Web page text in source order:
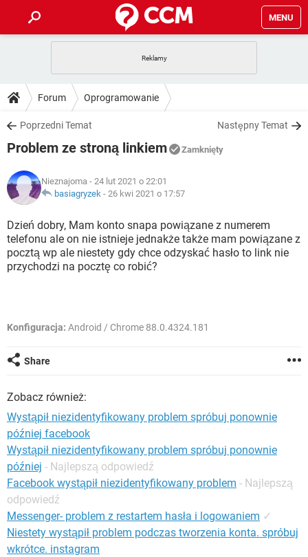
MENU
GRY WHATSAPP
SPOTIFY
INSTAGRAM FACEBOOK
WINDOWS 10
PORADY
PlayStation TIKTOK
INSTAGRAM FACEBOOK
WINDOWS 10
DO POBRANIA
ANDROID TIKTOK
GRY
IOS NETFLIX
INSTAGRAM FACEBOOK
WINDOWS 10
COVID-19 TIKTOK
GRY
SPOTIFY NETFLIX
INSTAGRAM FACEBOOK
ARTYKUŁY
COVID-19 TIKTOK
GRY WHATSAPP
SPOTIFY
Forum Oprogramowanie
Poprzedni Temat Następny Temat
Problem ze stroną linkiem Zamknięty
Nieznajoma - 24 lut 2021 o 22:01
basiagryzek - 26 kwi 2021 o 17:57
Dzień dobry, Mam konto snapa powiązane z numerem
telefonu ale on nie istnieje jednakże także mam powiązane z
pocztą wp ale niestety gdy chce odzyskać hasło to link nie
przychodzi na pocztę co robić?
Konfiguracja: Android / Chrome 88.0.4324.181
Share
Zobacz również:
Wystąpił niezidentyfikowany problem spróbuj ponownie
później facebook
Wystąpił niezidentyfikowany problem spróbuj ponownie
później - Najlepszą odpowiedź
Facebook wystąpił niezidentyfikowany problem - Najlepszą
odpowiedź
Messenger- problem z restartem hasła i logowaniem ✓
Niestety wystąpił problem podczas tworzenia konta. spróbuj
wkrótce. instagram